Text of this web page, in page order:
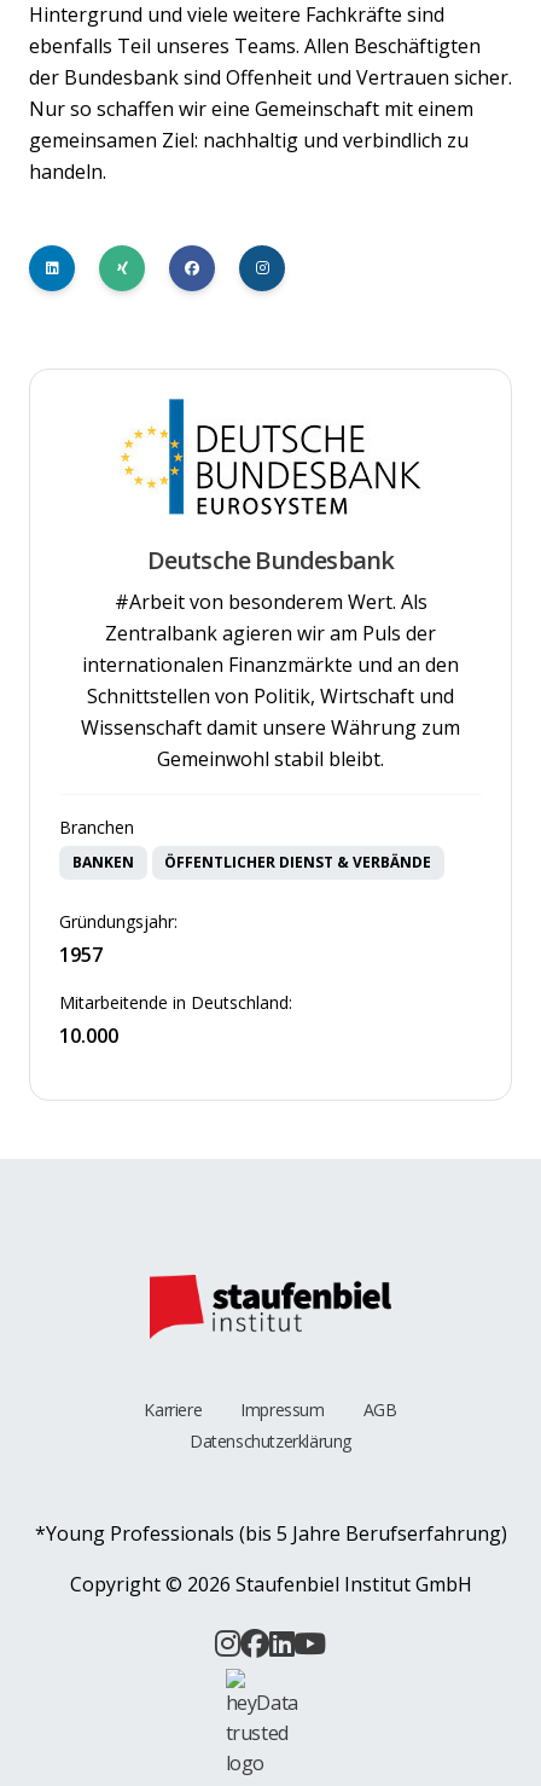
Hintergrund und viele weitere Fachkräfte sind
ebenfalls Teil unseres Teams. Allen Beschäftigten
der Bundesbank sind Offenheit und Vertrauen sicher.
Nur so schaffen wir eine Gemeinschaft mit einem
gemeinsamen Ziel: nachhaltig und verbindlich zu
handeln.
Deutsche Bundesbank
#Arbeit von besonderem Wert. Als
Zentralbank agieren wir am Puls der
internationalen Finanzmärkte und an den
Schnittstellen von Politik, Wirtschaft und
Wissenschaft damit unsere Währung zum
Gemeinwohl stabil bleibt.
Branchen
BANKEN ÖFFENTLICHER DIENST & VERBÄNDE
Gründungsjahr:
1957
Mitarbeitende in Deutschland:
10.000
Karriere Impressum
AGB
Datenschutzerklärung
*Young Professionals (bis 5 Jahre Berufserfahrung)
Copyright © 2026 Staufenbiel Institut GmbH